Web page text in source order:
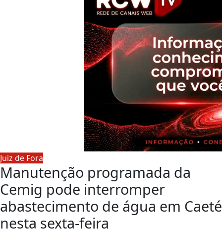
Juiz de Fora
Manutenção programada da
Cemig pode interromper
abastecimento de água em Caeté
nesta sexta-feira